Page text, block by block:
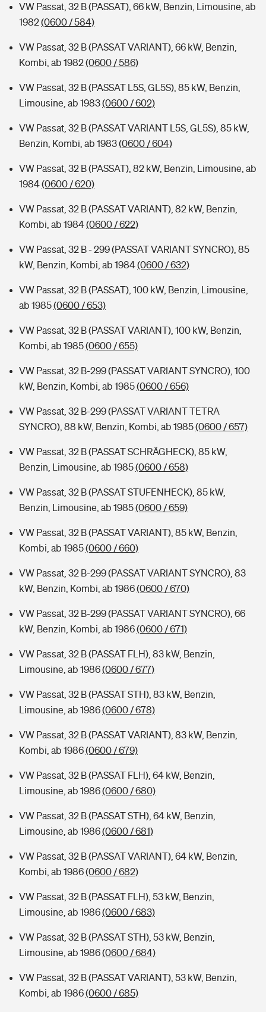
VW Passat, 32 B (PASSAT), 66 kW, Benzin, Limousine, ab
1982(0600 / 584)
VW Passat, 32 B (PASSAT VARIANT), 66 kW, Benzin,
Kombi, ab 1982(0600 / 586)
VW Passat, 32 B (PASSAT L5S, GL5S), 85 kW, Benzin,
Limousine, ab 1983(0600 / 602)
VW Passat, 32 B (PASSAT VARIANT L5S, GL5S), 85 kW,
Benzin, Kombi, ab 1983(0600 / 604)
VW Passat, 32 B (PASSAT), 82 kW, Benzin, Limousine, ab
1984(0600 / 620)
VW Passat, 32 B (PASSAT VARIANT), 82 kW, Benzin,
Kombi, ab 1984(0600 / 622)
VW Passat, 32 B - 299 (PASSAT VARIANT SYNCRO), 85
kW, Benzin, Kombi, ab 1984(0600 / 632)
VW Passat, 32 B (PASSAT), 100 kW, Benzin, Limousine,
ab 1985(0600 / 653)
VW Passat, 32 B (PASSAT VARIANT), 100 kW, Benzin,
Kombi, ab 1985(0600 / 655)
VW Passat, 32 B-299 (PASSAT VARIANT SYNCRO), 100
kW, Benzin, Kombi, ab 1985(0600 / 656)
VW Passat, 32 B-299 (PASSAT VARIANT TETRA
SYNCRO), 88 kW, Benzin, Kombi, ab 1985(0600 / 657)
VW Passat, 32 B (PASSAT SCHRÄGHECK), 85 kW,
Benzin, Limousine, ab 1985(0600 / 658)
VW Passat, 32 B (PASSAT STUFENHECK), 85 kW,
Benzin, Limousine, ab 1985(0600 / 659)
VW Passat, 32 B (PASSAT VARIANT), 85 kW, Benzin,
Kombi, ab 1985(0600 / 660)
VW Passat, 32 B-299 (PASSAT VARIANT SYNCRO), 83
kW, Benzin, Kombi, ab 1986(0600 / 670)
VW Passat, 32 B-299 (PASSAT VARIANT SYNCRO), 66
kW, Benzin, Kombi, ab 1986(0600 / 671)
VW Passat, 32 B (PASSAT FLH), 83 kW, Benzin,
Limousine, ab 1986(0600 / 677)
VW Passat, 32 B (PASSAT STH), 83 kW, Benzin,
Limousine, ab 1986(0600 / 678)
VW Passat, 32 B (PASSAT VARIANT), 83 kW, Benzin,
Kombi, ab 1986(0600 / 679)
VW Passat, 32 B (PASSAT FLH), 64 kW, Benzin,
Limousine, ab 1986(0600 / 680)
VW Passat, 32 B (PASSAT STH), 64 kW, Benzin,
Limousine, ab 1986(0600 / 681)
VW Passat, 32 B (PASSAT VARIANT), 64 kW, Benzin,
Kombi, ab 1986(0600 / 682)
VW Passat, 32 B (PASSAT FLH), 53 kW, Benzin,
Limousine, ab 1986(0600 / 683)
VW Passat, 32 B (PASSAT STH), 53 kW, Benzin,
Limousine, ab 1986(0600 / 684)
VW Passat, 32 B (PASSAT VARIANT), 53 kW, Benzin,
Kombi, ab 1986(0600 / 685)